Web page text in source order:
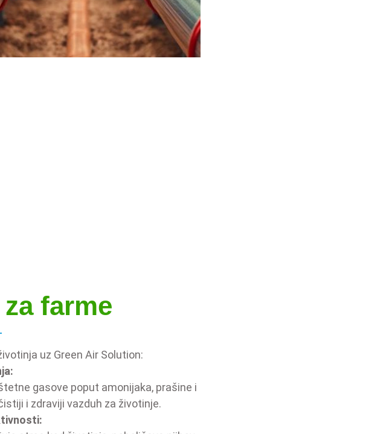
farme
uz Green Air Solution:
gasove poput amonijaka, prašine i
i zdraviji vazduh za životinje.